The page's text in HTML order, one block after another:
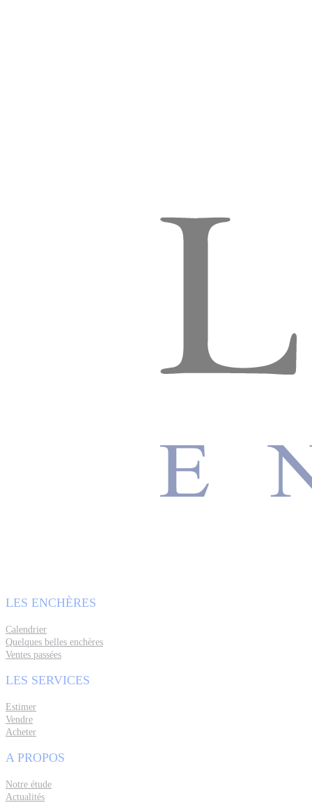
LES ENCHÈRES
Calendrier
Quelques belles enchères
Ventes passées
LES SERVICES
Estimer
Vendre
Acheter
A PROPOS
Notre étude
Actualités